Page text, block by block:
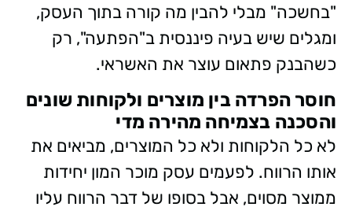
"בחשכה" מבלי להבין מה קורה בתוך העסק,
ומגלים שיש בעיה פיננסית ב"הפתעה", רק
כשהבנק פתאום עוצר את האשראי.
חוסר הפרדה בין מוצרים ולקוחות שונים
והסכנה בצמיחה מהירה מדי
לא כל הלקוחות ולא כל המוצרים, מביאים את
אותו הרווח. לפעמים עסק מוכר המון יחידות
ממוצר מסוים, אבל בסופו של דבר הרווח עליו